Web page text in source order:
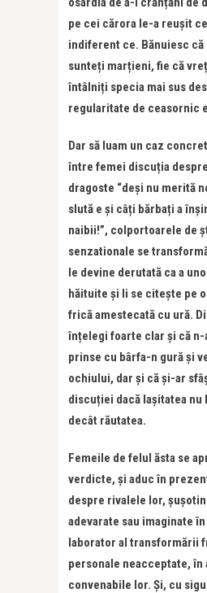
pe cei cărora le-a reușit
indiferent ce. Bănuiesc că
sunteți marțieni, fie că
întâlniți specia mai sus
regularitate de ceasornic
Dar să luam un caz
între femei discuția
dragoste “deși nu merită
slută e și câți bărbați a
naibii!”, colportoarele de
senzationale se
le devine derutată ca a
hăituite și li se citește pe
frică amestecată cu ură.
înțelegi foarte clar și că n-
prinse cu bârfa-n gură și
ochiului, dar și că și-ar
discuției dacă lașitatea nu
decât răutatea.
Femeile de felul ăsta se
verdicte, și aduc în
despre rivalele lor,
adevarate sau imaginate
laborator al transformării
personale neacceptate, în
convenabile lor. Și, cu